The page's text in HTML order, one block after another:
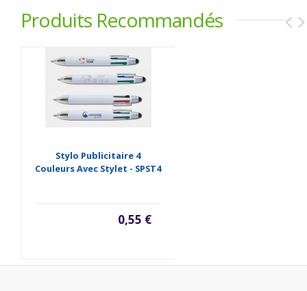
Produits Recommandés
Stylo Publicitaire 4
Couleurs Avec Stylet - SPST4
0,55 €